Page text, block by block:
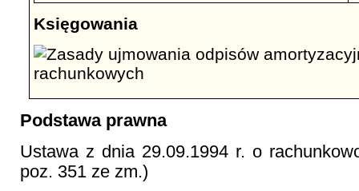
Księgowania
Podstawa prawna
Ustawa z dnia 29.09.1994 r. o
poz. 351 ze zm.)